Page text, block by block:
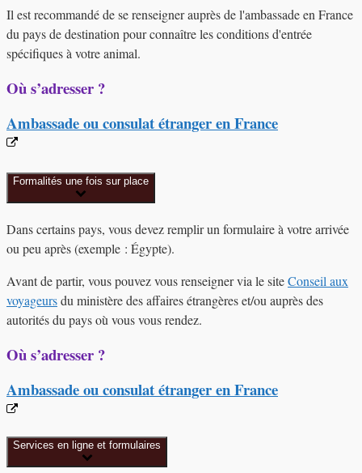
Il est recommandé de se renseigner auprès de l'ambassade en France
du pays de destination pour connaître les conditions d'entrée
spécifiques à votre animal.
Où s’adresser ?
Ambassade ou consulat étranger en France
Formalités une fois sur place
Dans certains pays, vous devez remplir un formulaire à votre arrivée
ou peu après (exemple : Égypte).
Avant de partir, vous pouvez vous renseigner via le siteConseil aux
voyageursdu ministère des affaires étrangères et/ou auprès des
autorités du pays où vous vous rendez.
Où s’adresser ?
Ambassade ou consulat étranger en France
Services en ligne et formulaires